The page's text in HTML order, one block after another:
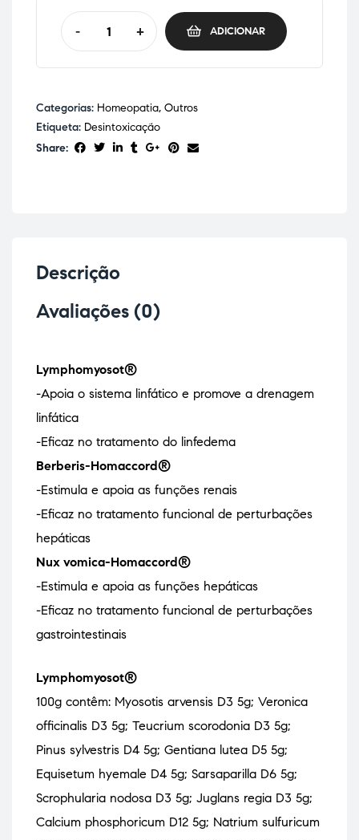
- + ADICIONAR
Categorias: Homeopatia, Outros
Etiqueta: Desintoxicação
Share:
Descrição
Avaliações (0)
Lymphomyosot®
-Apoia o sistema linfático e promove a drenagem
linfática
-Eficaz no tratamento do linfedema
Berberis-Homaccord®
-Estimula e apoia as funções renais
-Eficaz no tratamento funcional de perturbações
hepáticas
Nux vomica-Homaccord®
-Estimula e apoia as funções hepáticas
-Eficaz no tratamento funcional de perturbações
gastrointestinais
Lymphomyosot®
100g contêm: Myosotis arvensis D3 5g; Veronica
officinalis D3 5g; Teucrium scorodonia D3 5g;
Pinus sylvestris D4 5g; Gentiana lutea D5 5g;
Equisetum hyemale D4 5g; Sarsaparilla D6 5g;
Scrophularia nodosa D3 5g; Juglans regia D3 5g;
Calcium phosphoricum D12 5g; Natrium sulfuricum